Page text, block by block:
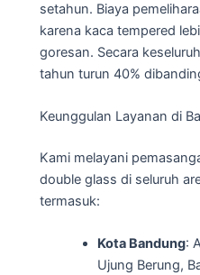
setahun. Biaya
karena kaca tempered
goresan. Secara
tahun turun 40%
Keunggulan Layanan di
Kami melayani
double glass di seluruh
termasuk:
Kota Bandung:
Ujung Berung,